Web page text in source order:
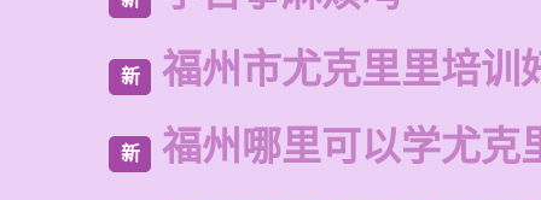
新 福州市尤克里里培训
新 福州哪里可以学尤克